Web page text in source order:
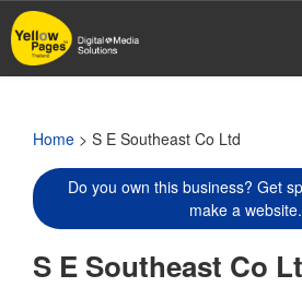
Skip
to
main
Home > S E Southeast Co Ltd
Do you own this business? Get
make a website.
S E Southeast Co